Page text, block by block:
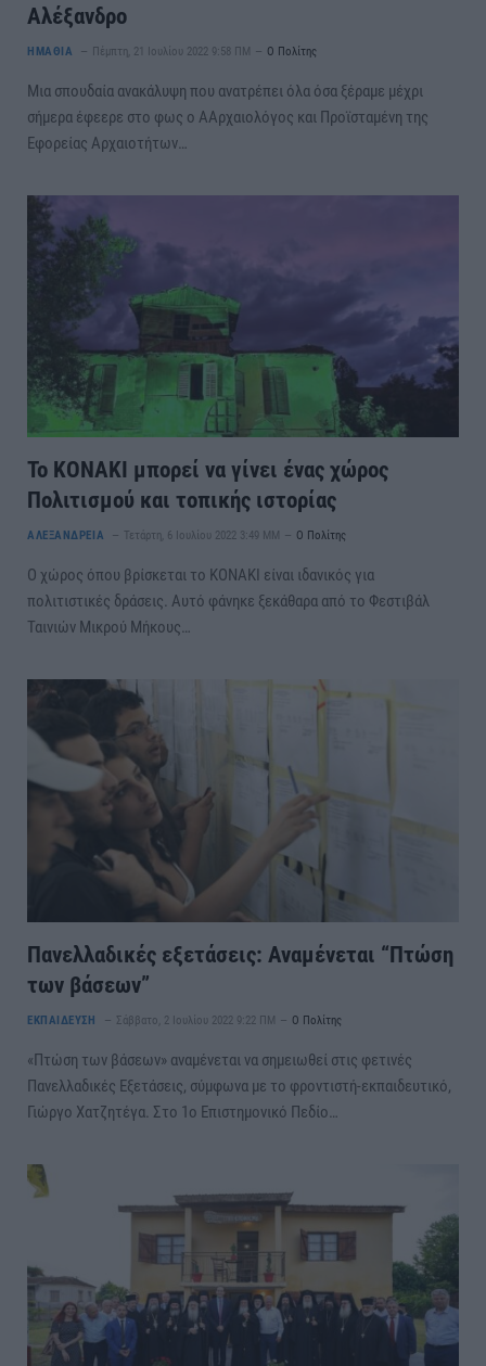
Αλέξανδρο
ΗΜΑΘΙΑ Πέμπτη, 21 Ιουλίου 2022 9:58 ΠΜ Ο Πολίτης
Μια σπουδαία ανακάλυψη που ανατρέπει όλα όσα ξέραμε μέχρι
σήμερα έφεερε στο φως ο ΑΑρχαιολόγος και Προϊσταμένη της
Εφορείας Αρχαιοτήτων…
Το ΚΟΝΑΚΙ μπορεί να γίνει ένας χώρος
Πολιτισμού και τοπικής ιστορίας
ΑΛΕΞΑΝΔΡΕΙΑ Τετάρτη, 6 Ιουλίου 2022 3:49 ΜΜ Ο Πολίτης
Ο χώρος όπου βρίσκεται το ΚΟΝΑΚΙ είναι ιδανικός για
πολιτιστικές δράσεις. Αυτό φάνηκε ξεκάθαρα από το Φεστιβάλ
Ταινιών Μικρού Μήκους…
Πανελλαδικές εξετάσεις: Αναμένεται “Πτώση
των βάσεων”
ΕΚΠΑΙΔΕΥΣΗ Σάββατο, 2 Ιουλίου 2022 9:22 ΠΜ Ο Πολίτης
«Πτώση των βάσεων» αναμένεται να σημειωθεί στις φετινές
Πανελλαδικές Εξετάσεις, σύμφωνα με το φροντιστή-εκπαιδευτικό,
Γιώργο Χατζητέγα. Στο 1ο Επιστημονικό Πεδίο…